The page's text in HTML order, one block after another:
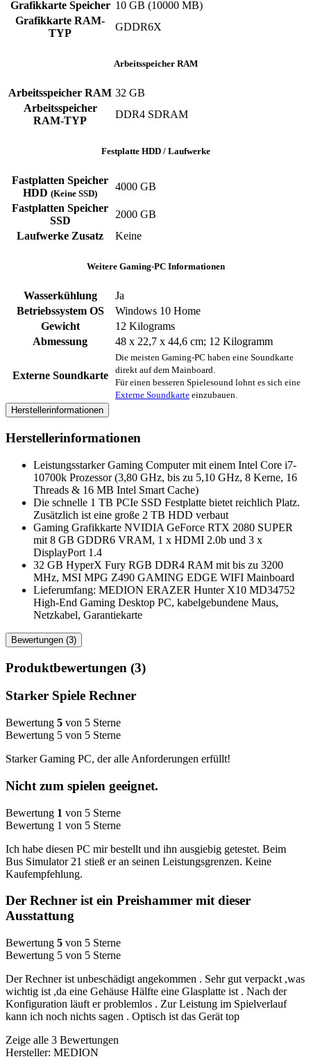
Grafikkarte Speicher ‎10 GB (10000 MB)
Grafikkarte RAM-
TYP
‎GDDR6X
Arbeitsspeicher RAM
Arbeitsspeicher RAM ‎32 GB
Arbeitsspeicher
RAM-TYP
‎DDR4 SDRAM
Festplatte HDD / Laufwerke
Fastplatten Speicher
HDD (Keine SSD)
4000 GB
Fastplatten Speicher
SSD
2000 GB
Laufwerke Zusatz
‎Keine
Weitere Gaming-PC Informationen
Wasserkühlung
Ja
Betriebssystem OS
Windows 10 Home
Gewicht
‎12 Kilograms
Abmessung
‎48 x 22,7 x 44,6 cm; 12 Kilogramm
Externe Soundkarte
Die meisten Gaming-PC haben eine Soundkarte
direkt auf dem Mainboard.
Für einen besseren Spielesound lohnt es sich eine
Externe Soundkarte einzubauen.
Herstellerinformationen
Herstellerinformationen
Leistungsstarker Gaming Computer mit einem Intel Core i7-
10700k Prozessor (3,80 GHz, bis zu 5,10 GHz, 8 Kerne, 16
Threads & 16 MB Intel Smart Cache)
Die schnelle 1 TB PCIe SSD Festplatte bietet reichlich Platz.
Zusätzlich ist eine große 2 TB HDD verbaut
Gaming Grafikkarte NVIDIA GeForce RTX 2080 SUPER
mit 8 GB GDDR6 VRAM, 1 x HDMI 2.0b und 3 x
DisplayPort 1.4
32 GB HyperX Fury RGB DDR4 RAM mit bis zu 3200
MHz, MSI MPG Z490 GAMING EDGE WIFI Mainboard
Lieferumfang: MEDION ERAZER Hunter X10 MD34752
High-End Gaming Desktop PC, kabelgebundene Maus,
Netzkabel, Garantiekarte
Bewertungen (3)
Produktbewertungen (3)
Starker Spiele Rechner
Bewertung 5 von 5 Sterne
Bewertung 5 von 5 Sterne
Starker Gaming PC, der alle Anforderungen erfüllt!
Nicht zum spielen geeignet.
Bewertung 1 von 5 Sterne
Bewertung 1 von 5 Sterne
Ich habe diesen PC mir bestellt und ihn ausgiebig getestet. Beim
Bus Simulator 21 stieß er an seinen Leistungsgrenzen. Keine
Kaufempfehlung.
Der Rechner ist ein Preishammer mit dieser
Ausstattung
Bewertung 5 von 5 Sterne
Bewertung 5 von 5 Sterne
Der Rechner ist unbeschädigt angekommen . Sehr gut verpackt ,was
wichtig ist ,da eine Gehäuse Hälfte eine Glasplatte ist . Nach der
Konfiguration läuft er problemlos . Zur Leistung im Spielverlauf
kann ich noch nichts sagen . Optisch ist das Gerät top
Zeige alle 3 Bewertungen
Hersteller: MEDION